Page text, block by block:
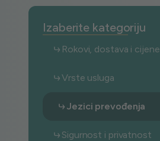
Izaberite kategoriju
Rokovi, dostava i cijene
Vrste usluga
Jezici prevođenja
Sigurnost i privatnost